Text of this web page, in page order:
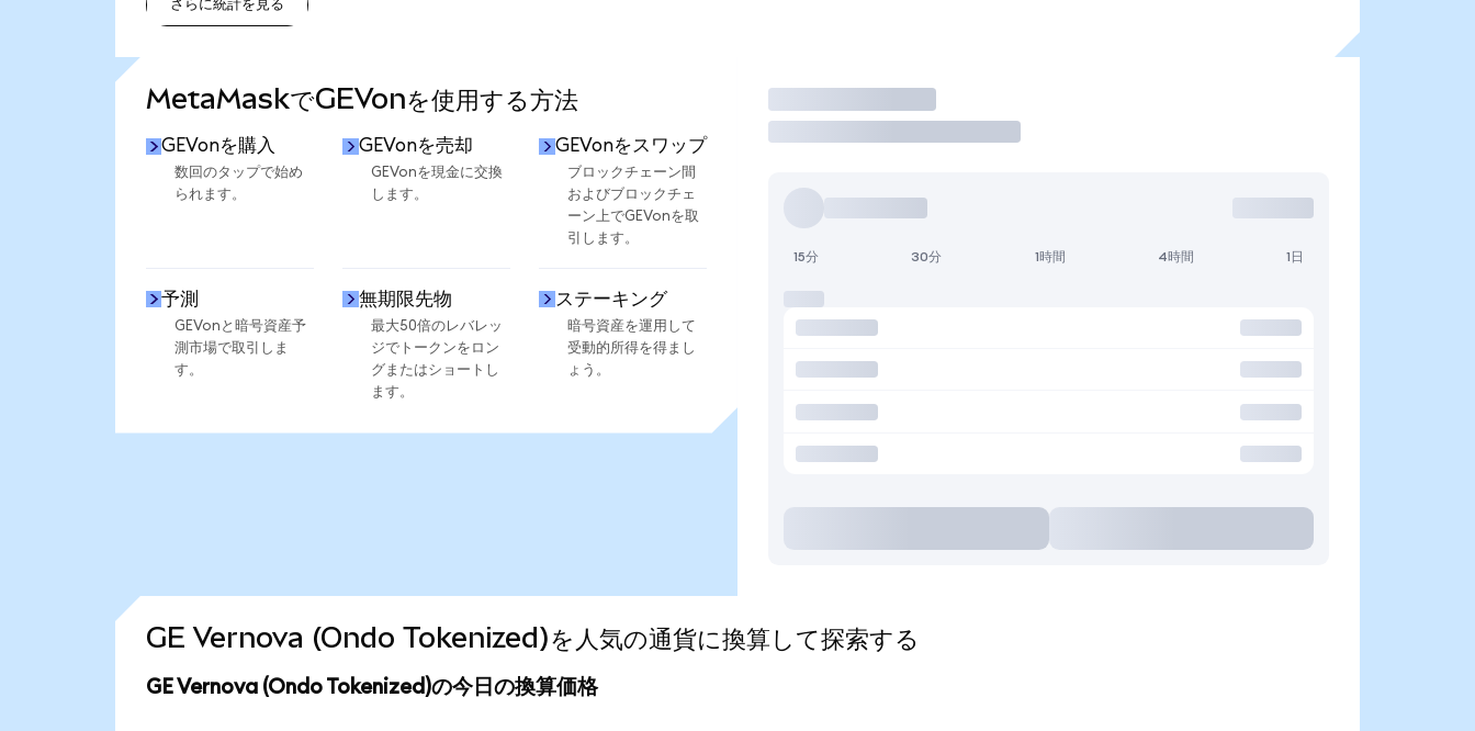
さらに統計を見る
MetaMaskでGEVonを使用する方法
GEVonを購入
数回のタップで始め
られます。
GEVonを売却
GEVonを現金に交換
します。
GEVonをスワップ
ブロックチェーン間
およびブロックチェ
ーン上でGEVonを取
引します。
予測
GEVonと暗号資産予
測市場で取引しま
す。
無期限先物
最大50倍のレバレッ
ジでトークンをロン
グまたはショートし
ます。
ステーキング
暗号資産を運用して
受動的所得を得まし
ょう。
取引
15分 30分 1時間 4時間 1日
GE Vernova (Ondo Tokenized)を人気の通貨に換算して探索する
GE Vernova (Ondo Tokenized)の今日の換算価格